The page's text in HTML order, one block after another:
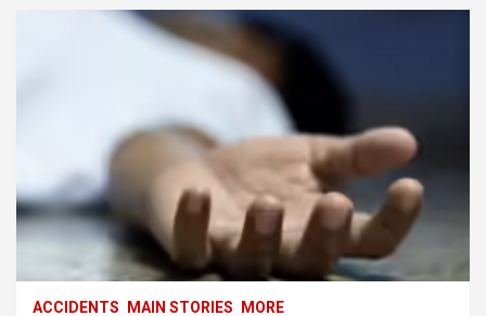
ACCIDENTS MAIN STORIES MORE